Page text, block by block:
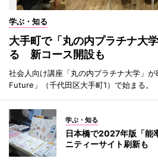
学ぶ・知る
大手町で「丸の内プラチナ大
る 新コース開設も
社会人向け講座「丸の内プラチナ大学」
Future」（千代田区大手町1）で始まる。
学ぶ・知る
日本橋で2027年版「
ニティーサイト刷新も